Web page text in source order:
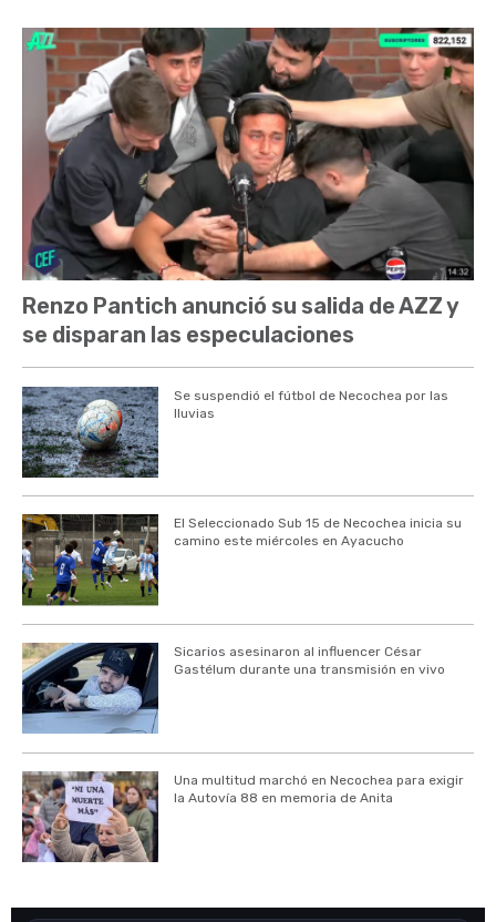
Renzo Pantich anunció su salida de AZZ y
se disparan las especulaciones
Se suspendió el fútbol de Necochea por las
lluvias
El Seleccionado Sub 15 de Necochea inicia su
camino este miércoles en Ayacucho
Sicarios asesinaron al influencer César
Gastélum durante una transmisión en vivo
Una multitud marchó en Necochea para exigir
la Autovía 88 en memoria de Anita